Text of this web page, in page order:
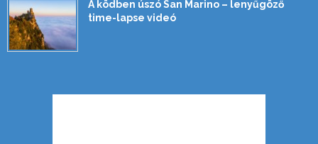
A ködben úszó San Marino – lenyűgöző
time-lapse videó